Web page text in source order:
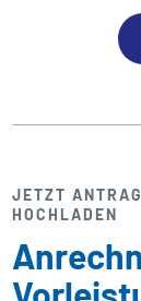
JETZT
HOCHLADEN